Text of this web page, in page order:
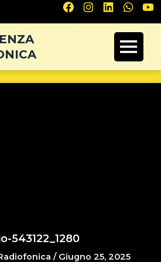
543122_1280
/ Giugno 25, 2025